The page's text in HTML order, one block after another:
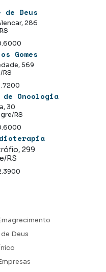
de Deus
286
Gomes
569
Oncologia
30
RS
299
RS
Deus